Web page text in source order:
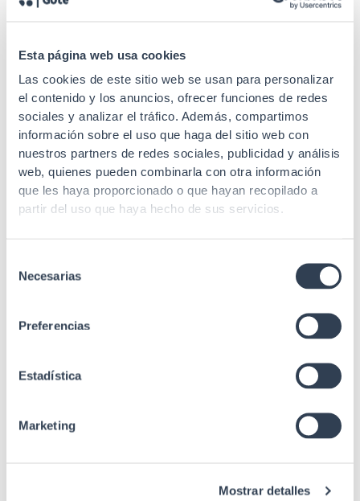
Esta página web usa cookies
Las cookies de este sitio web se usan para personalizar
el contenido y los anuncios, ofrecer funciones de redes
sociales y analizar el tráfico. Además, compartimos
información sobre el uso que haga del sitio web con
nuestros partners de redes sociales, publicidad y análisis
web, quienes pueden combinarla con otra información
que les haya proporcionado o que hayan recopilado a
partir del uso que haya hecho de sus servicios.
Necesarias
Preferencias
Estadística
Marketing
Mostrar detalles
Recubrimiento 50µ ouro
Material cuerpo Policarbonato
Material de
contacto
Bronze fosforoso
Para utilização com
cablagem de bainha
Estándares